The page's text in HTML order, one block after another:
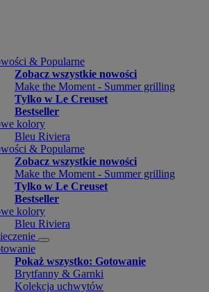
& Popularne
Zobacz wszystkie nowości
Make the Moment - Summer grilling
Tylko w Le Creuset
Bestseller
kolory
Bleu Riviera
& Popularne
Zobacz wszystkie nowości
Make the Moment - Summer grilling
Tylko w Le Creuset
Bestseller
kolory
Bleu Riviera
Pokaż wszystko: Gotowanie
Brytfanny & Garnki
Kolekcja uchwytów